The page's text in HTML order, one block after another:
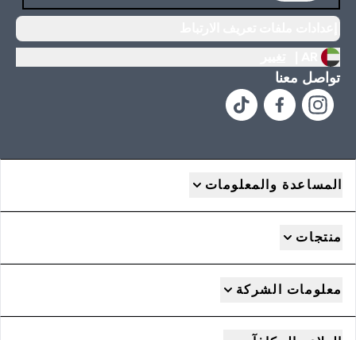
تواصل معنا
المساعدة والمعلومات
منتجات
معلومات الشركة